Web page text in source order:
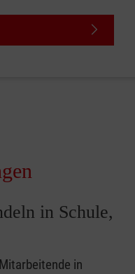
in Schule,
in